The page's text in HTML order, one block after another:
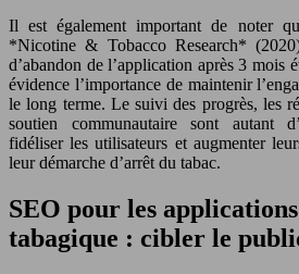
Il est également important de noter
*Nicotine & Tobacco Research*
d’abandon de l’application après 3 mois
évidence l’importance de maintenir
le long terme. Le suivi des progrès, les
soutien communautaire sont autant
fidéliser les utilisateurs et augmenter
leur démarche d’arrêt du tabac.
SEO pour les
tabagique : cibler le